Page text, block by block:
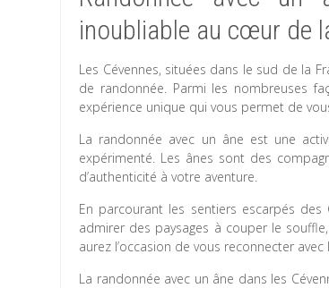
inoubliable au cœur de
Les Cévennes, situées dans le sud de la
de randonnée. Parmi les nombreuses
expérience unique qui vous permet de
La randonnée avec un âne est une
expérimenté. Les ânes sont des
d’authenticité à votre aventure.
En parcourant les sentiers escarpés
admirer des paysages à couper le
aurez l’occasion de vous reconnecter
La randonnée avec un âne dans les